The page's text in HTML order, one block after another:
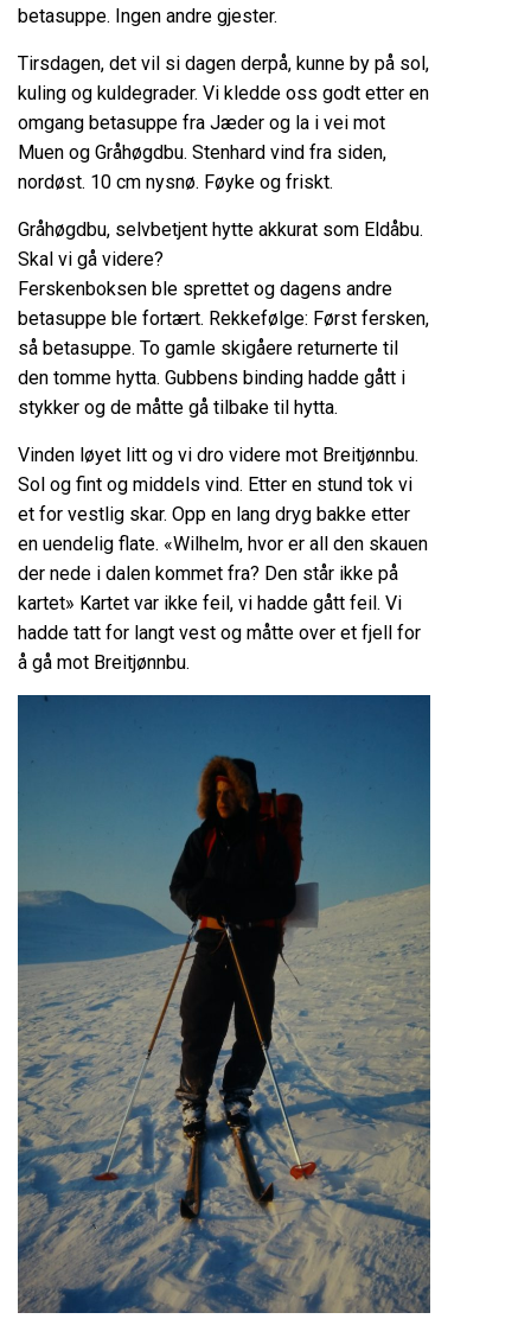
betasuppe. Ingen andre gjester.
Tirsdagen, det vil si dagen derpå, kunne by på sol,
kuling og kuldegrader. Vi kledde oss godt etter en
omgang betasuppe fra Jæder og la i vei mot
Muen og Gråhøgdbu. Stenhard vind fra siden,
nordøst. 10 cm nysnø. Føyke og friskt.
Gråhøgdbu, selvbetjent hytte akkurat som Eldåbu.
Skal vi gå videre?
Ferskenboksen ble sprettet og dagens andre
betasuppe ble fortært. Rekkefølge: Først fersken,
så betasuppe. To gamle skigåere returnerte til
den tomme hytta. Gubbens binding hadde gått i
stykker og de måtte gå tilbake til hytta.
Vinden løyet litt og vi dro videre mot Breitjønnbu.
Sol og fint og middels vind. Etter en stund tok vi
et for vestlig skar. Opp en lang dryg bakke etter
en uendelig flate. «Wilhelm, hvor er all den skauen
der nede i dalen kommet fra? Den står ikke på
kartet» Kartet var ikke feil, vi hadde gått feil. Vi
hadde tatt for langt vest og måtte over et fjell for
å gå mot Breitjønnbu.